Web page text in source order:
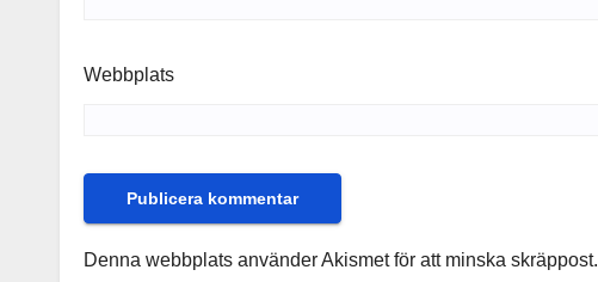
Webbplats
Denna webbplats använder Akismet för att minska skräppost.